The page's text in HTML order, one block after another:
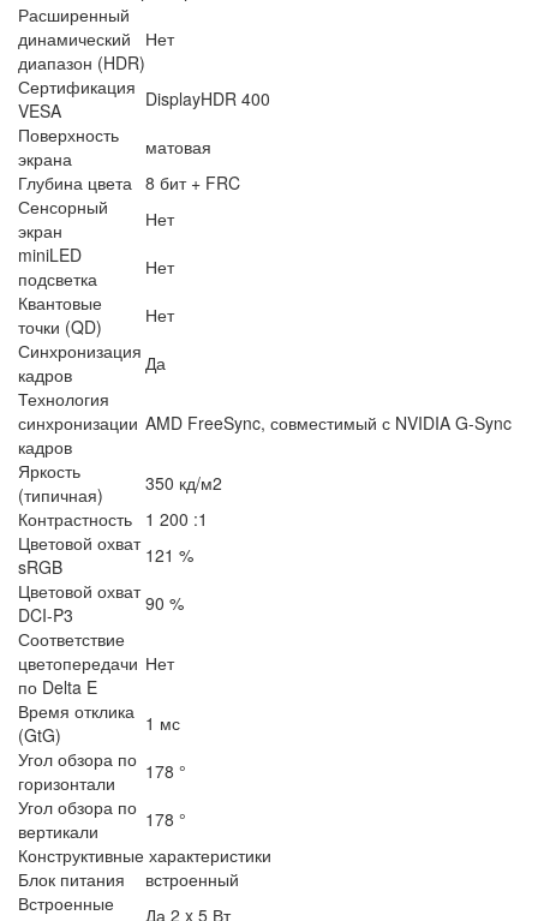
Расширенный
динамический
диапазон (HDR)
Нет
Сертификация
VESA
DisplayHDR 400
Поверхность
экрана
матовая
Глубина цвета 8 бит + FRC
Сенсорный
экран
Нет
miniLED
подсветка
Нет
Квантовые
точки (QD)
Нет
Синхронизация
кадров
Да
Технология
синхронизации
кадров
AMD FreeSync, совместимый с NVIDIA G-Sync
Яркость
(типичная)
350 кд/м2
Контрастность 1 200 :1
Цветовой охват
sRGB
121 %
Цветовой охват
DCI-P3
90 %
Соответствие
цветопередачи
по Delta E
Нет
Время отклика
(GtG)
1 мс
Угол обзора по
горизонтали
178 °
Угол обзора по
вертикали
178 °
Конструктивные характеристики
Блок питания
встроенный
Встроенные
Да 2 x 5 Вт